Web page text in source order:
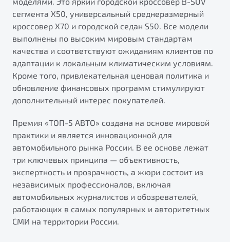
сегмента X50, универсальный среднеразмерный
кроссовер X70 и городской седан S50. Все модели
выполнены по высоким мировым стандартам
качества и соответствуют ожиданиям клиентов по
адаптации к локальным климатическим условиям.
Кроме того, привлекательная ценовая политика и
обновление финансовых программ стимулируют
дополнительный интерес покупателей.
Премия «ТОП-5 АВТО» создана на основе мировой
практики и является инновационной для
автомобильного рынка России. В ее основе лежат
три ключевых принципа — объективность,
экспертность и прозрачность, а жюри состоит из
независимых профессионалов, включая
автомобильных журналистов и обозревателей,
работающих в самых популярных и авторитетных
СМИ на территории России.